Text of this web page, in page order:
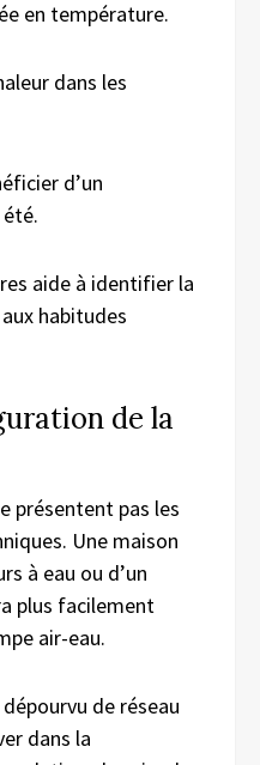
en température.
dans les
d’un
aide à identifier la
habitudes
de la
présentent pas les
Une maison
à eau ou d’un
plus facilement
air-eau.
de réseau
dans la